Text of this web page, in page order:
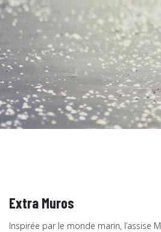
Extra Muros
Inspirée par le monde marin, l’assise